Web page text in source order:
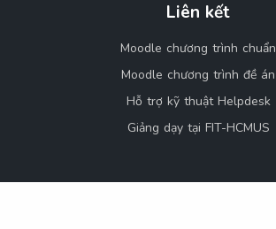
Liên kết
Moodle chương trình chuẩn
Moodle chương trình đề án
Hỗ trợ kỹ thuật Helpdesk
Giảng dạy tại FIT-HCMUS